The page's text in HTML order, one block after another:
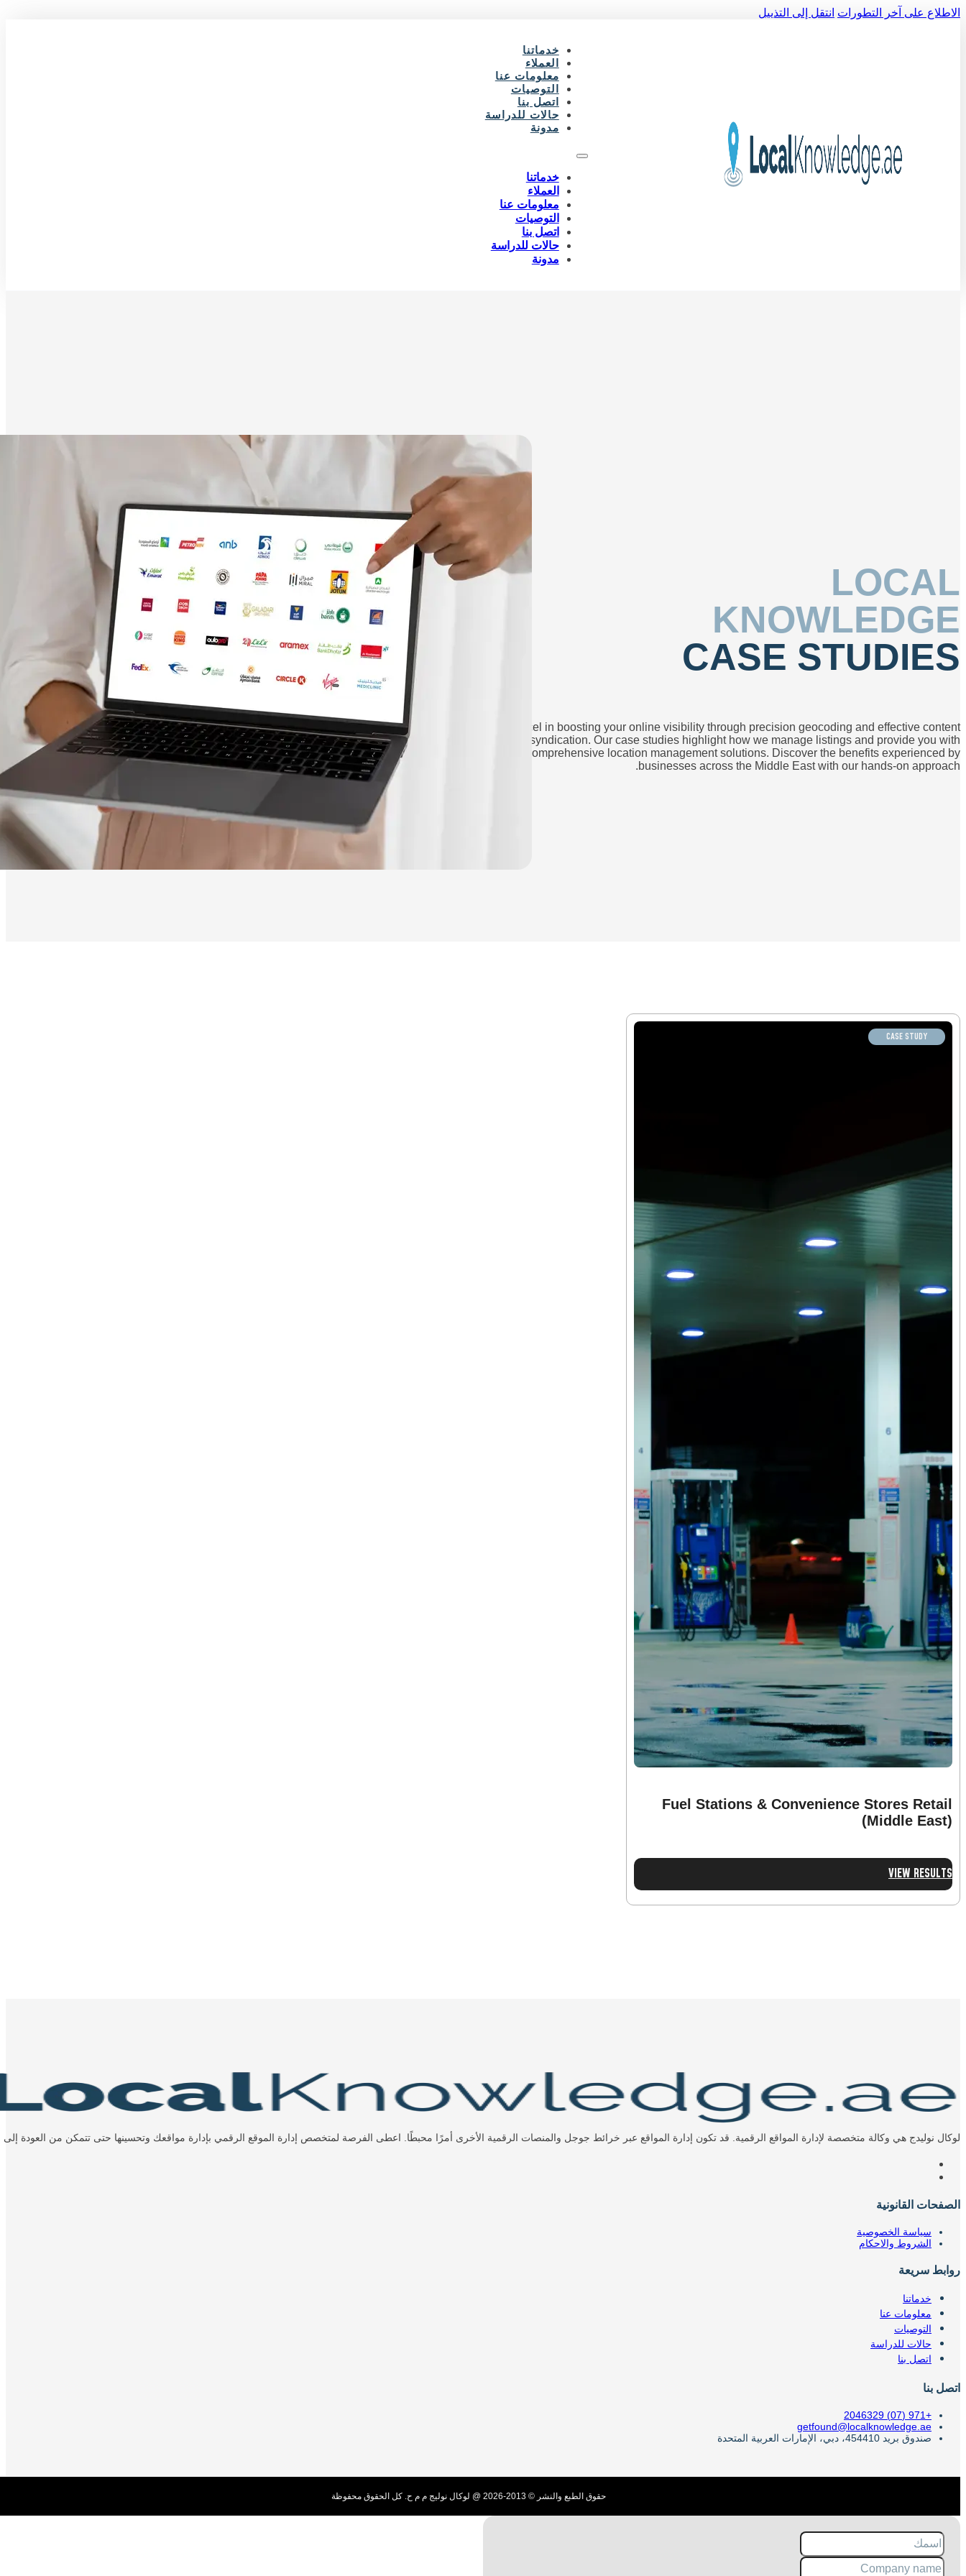
الاطلاع على آخر التطورات انتقل إلى التذييل
خدماتنا
العملاء
معلومات عنا
التوصيات
اتصل بنا
حالات للدراسة
مدونة
خدماتنا
العملاء
معلومات عنا
التوصيات
اتصل بنا
حالات للدراسة
مدونة
LOCAL
KNOWLEDGE
CASE STUDIES
We excel in boosting your online visibility through precision geocoding and effective content
syndication. Our case studies highlight how we manage listings and provide you with
comprehensive location management solutions. Discover the benefits experienced by
businesses across the Middle East with our hands-on approach.
Fuel Stations & Convenience Stores Retail
(Middle East)
VIEW RESULTS
CASE STUDY
لوكال نوليدج هي وكالة متخصصة لإدارة المواقع الرقمية. قد تكون إدارة المواقع عبر خرائط جوجل والمنصات الرقمية الأخرى أمرًا محبطًا. اعطى الفرصة لمتخصص إدارة الموقع الرقمي بإدارة مواقعك وتحسينها حتى تتمكن من العودة إلى
الصفحات القانونية
سياسة الخصوصية
الشروط والاحكام
روابط سريعة
خدماتنا
معلومات عنا
التوصيات
حالات للدراسة
اتصل بنا
اتصل بنا
+971 (07) 2046329
getfound@localknowledge.ae
صندوق بريد 454410، دبي، الإمارات العربية المتحدة
حقوق الطبع والنشر © 2013-2026 @ لوكال نوليج م م ح. كل الحقوق محفوظة